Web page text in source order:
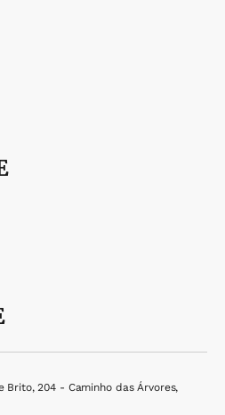
Brito, 204 - Caminho das Árvores,